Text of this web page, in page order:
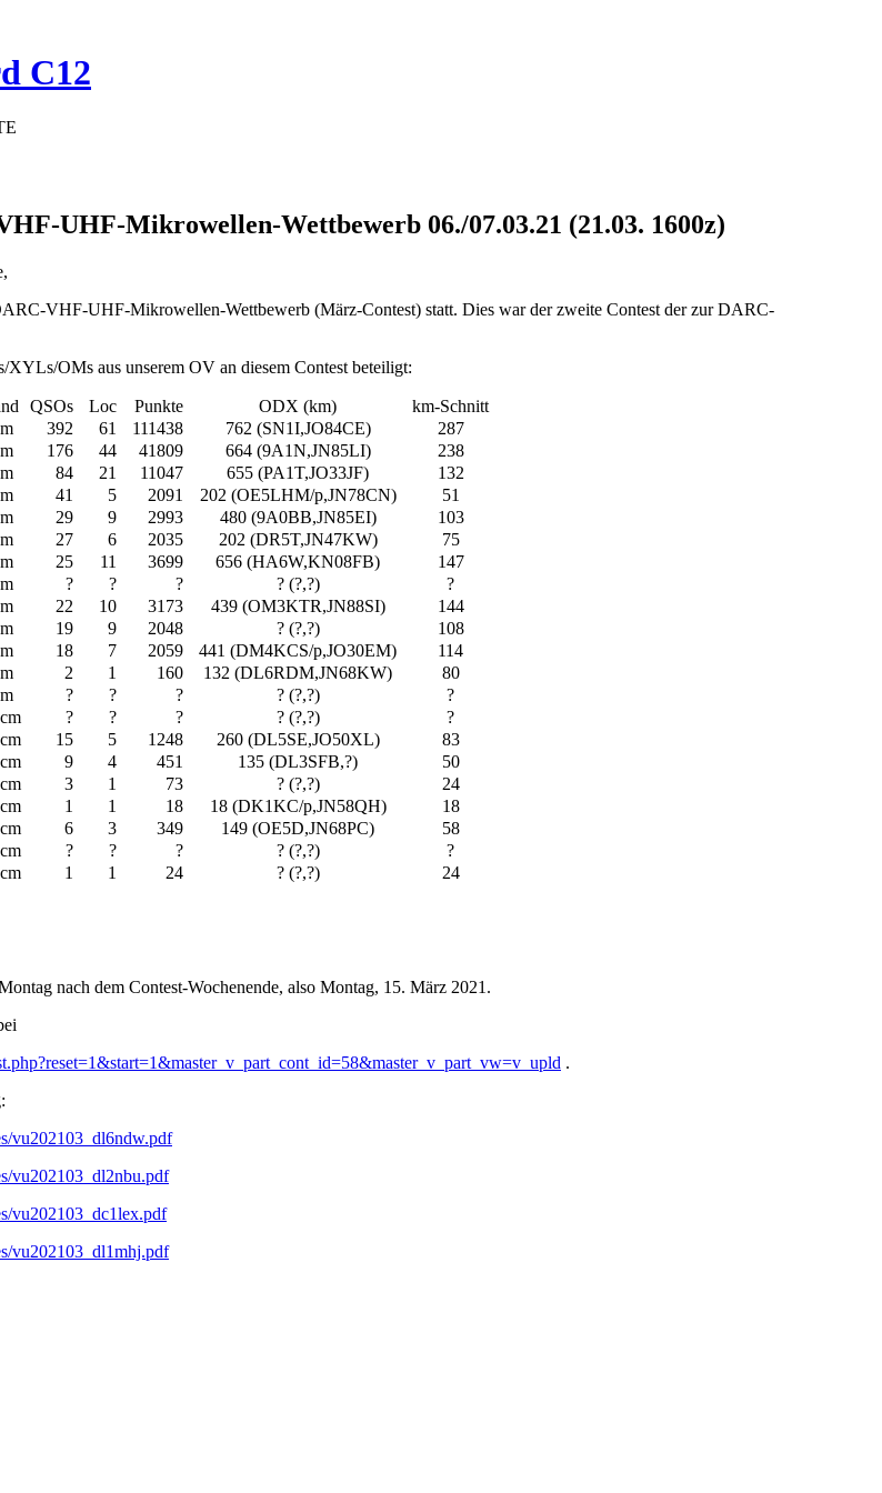
C12
UHF-Mikrowellen-Wettbewerb 06./07.03.21 (21.03. 1600z)
VHF-UHF-Mikrowellen-Wettbewerb (März-Contest) statt. Dies war der zweite Contest der zur DARC-
OMs aus unserem OV an diesem Contest beteiligt:
QSOs Loc Punkte ODX (km)
km-Schnitt
392 61 111438 762 (SN1I,JO84CE)
287
176 44 41809 664 (9A1N,JN85LI)
238
84 21 11047 655 (PA1T,JO33JF)
132
41 5 2091 202 (OE5LHM/p,JN78CN)
51
29 9 2993 480 (9A0BB,JN85EI)
103
27 6 2035 202 (DR5T,JN47KW)
75
25 11 3699 656 (HA6W,KN08FB)
147
? ? ? ? (?,?)
?
22 10 3173 439 (OM3KTR,JN88SI)
144
19 9 2048 ? (?,?)
108
18 7 2059 441 (DM4KCS/p,JO30EM)
114
2 1 160 132 (DL6RDM,JN68KW)
80
? ? ? ? (?,?)
?
? ? ? ? (?,?)
?
15 5 1248 260 (DL5SE,JO50XL)
83
9 4 451 135 (DL3SFB,?)
50
3 1 73 ? (?,?)
24
1 1 18 18 (DK1KC/p,JN58QH)
18
6 3 349 149 (OE5D,JN68PC)
58
? ? ? ? (?,?)
?
1 1 24 ? (?,?) 24
nach dem Contest-Wochenende, also Montag, 15. März 2021.
.
vu202103_dl6ndw.pdf
vu202103_dl2nbu.pdf
vu202103_dc1lex.pdf
vu202103_dl1mhj.pdf